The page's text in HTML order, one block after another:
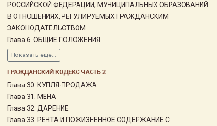
РОССИЙСКОЙ ФЕДЕРАЦИИ, МУНИЦИПАЛЬНЫХ ОБРАЗОВАНИЙ
В ОТНОШЕНИЯХ, РЕГУЛИРУЕМЫХ ГРАЖДАНСКИМ
ЗАКОНОДАТЕЛЬСТВОМ
Глава 6. ОБЩИЕ ПОЛОЖЕНИЯ
Показать ещё...
ГРАЖДАНСКИЙ КОДЕКС ЧАСТЬ 2
Глава 30. КУПЛЯ-ПРОДАЖА
Глава 31. МЕНА
Глава 32. ДАРЕНИЕ
Глава 33. РЕНТА И ПОЖИЗНЕННОЕ СОДЕРЖАНИЕ С